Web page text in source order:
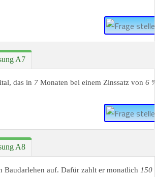
A7
das in 7 Monaten bei einem Zinssatz von 6
A8
Baudarlehen auf. Dafür zahlt er monatlich 150